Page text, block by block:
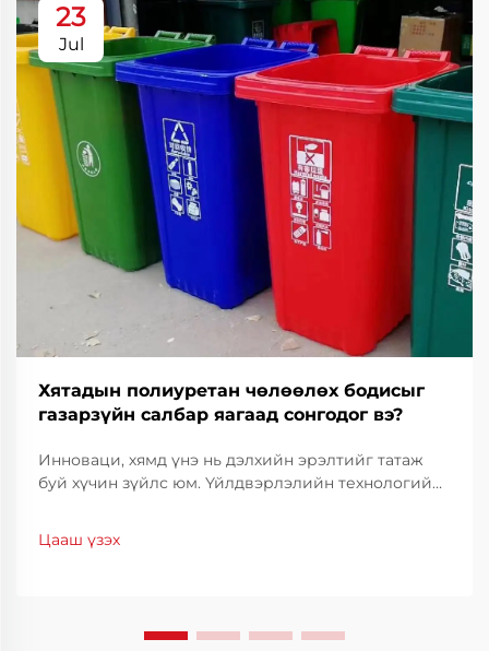
23
Jul
Хятадын полиуретан чөлөөлөх бодисыг
газарзүйн салбар яагаад сонгодог вэ?
Инноваци, хямд үнэ нь дэлхийн эрэлтийг татаж
буй хүчин зүйлс юм. Үйлдвэрлэлийн технологийн
нь чухал үүрэг гүйцэтгэдэг. Хятадын полиуретан
Цааш үзэх